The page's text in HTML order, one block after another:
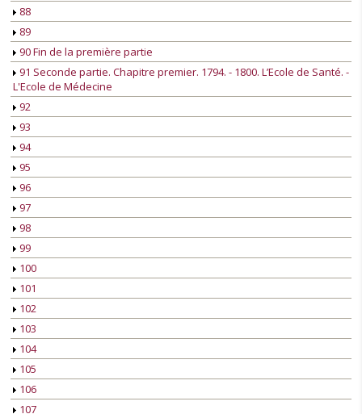
88
89
90 Fin de la première partie
91 Seconde partie. Chapitre premier. 1794. - 1800. L’Ecole de Santé. -
L'Ecole de Médecine
92
93
94
95
96
97
98
99
100
101
102
103
104
105
106
107